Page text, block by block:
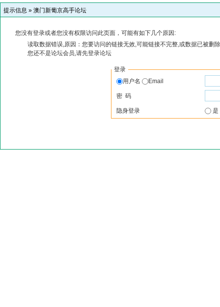
提示信息 » 澳门新葡京高手论坛
您没有登录或者您没有权限访问此页面，可能有如下几个原因:
读取数据错误,原因：您要访问的链接无效,可能链接不完整,或数据已被删
您还不是论坛会员,请先登录论坛
登录
用户名
Email
密 码
隐身登录